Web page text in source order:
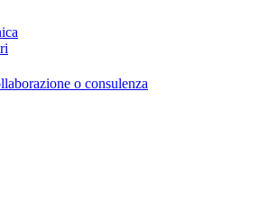
o consulenza